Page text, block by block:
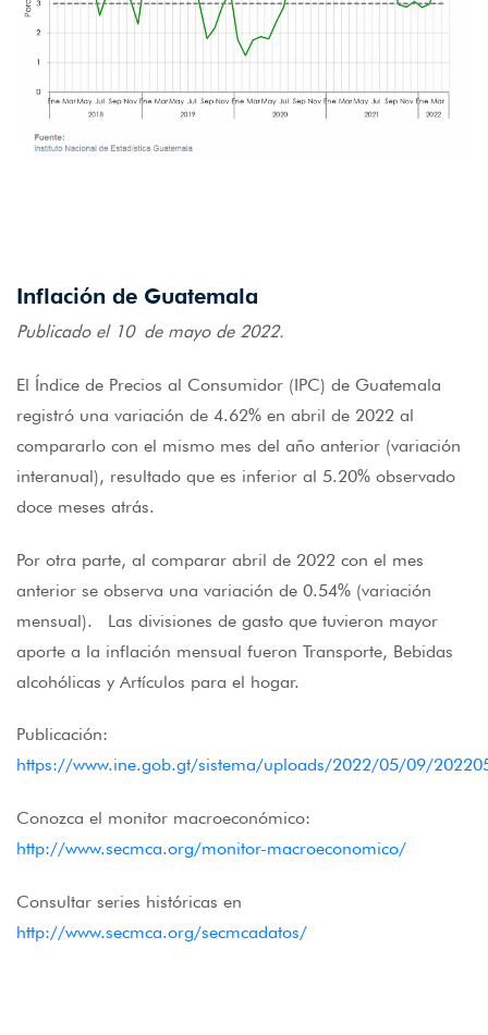
Inflación de Guatemala
Publicado el 10 de mayo de 2022.
El Índice de Precios al Consumidor (IPC) de Guatemala
registró una variación de 4.62% en abril de 2022 al
compararlo con el mismo mes del año anterior (variación
interanual), resultado que es inferior al 5.20% observado
doce meses atrás.
Por otra parte, al comparar abril de 2022 con el mes
anterior se observa una variación de 0.54% (variación
mensual). Las divisiones de gasto que tuvieron mayor
aporte a la inflación mensual fueron Transporte, Bebidas
alcohólicas y Artículos para el hogar.
Publicación:
https://www.ine.gob.gt/sistema/uploads/2022/05/09/
Conozca el monitor macroeconómico:
http://www.secmca.org/monitor-macroeconomico/
Consultar series históricas en
http://www.secmca.org/secmcadatos/